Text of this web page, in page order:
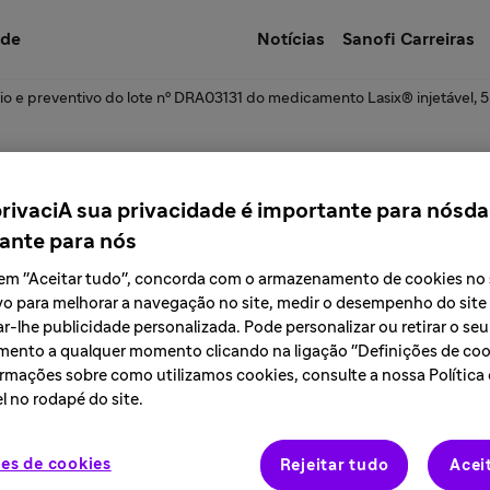
Notícias Sanofi Carreiras
e preventivo do lote nº DRA03131 do medicamento Lasix® injetável,
de lotes
no Brasil
sua privacidade é importante para
para nós
"Aceitar tudo", concorda com o armazenamento de cookies no
para melhorar a navegação no site, medir o desempenho do site
lhe publicidade personalizada. Pode personalizar ou retirar o seu
a qualquer momento clicando na ligação "Definições de
sobre como utilizamos cookies, consulte a nossa Política
no rodapé do site.
de cookies Rejeitar tudo